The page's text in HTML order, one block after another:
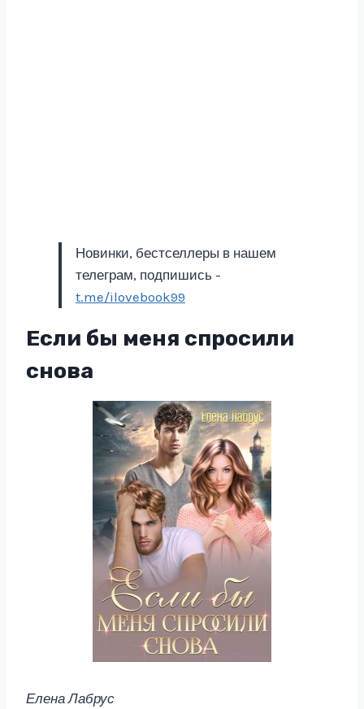
Новинки, бестселлеры в нашем
телеграм, подпишись -
t.me/ilovebook99
Если бы меня спросили
снова
Елена Лабрус